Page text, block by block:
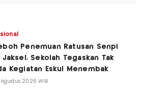
Penemuan Ratusan Senpi
Jaksel, Sekolah Tegaskan Tak
Kegiatan Eskul Menembak
Agustus 2026 WIB